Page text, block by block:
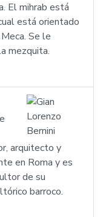
El mihrab está
está orientado
Se le
mezquita.
arquitecto y
en Roma y es
de su
barroco.